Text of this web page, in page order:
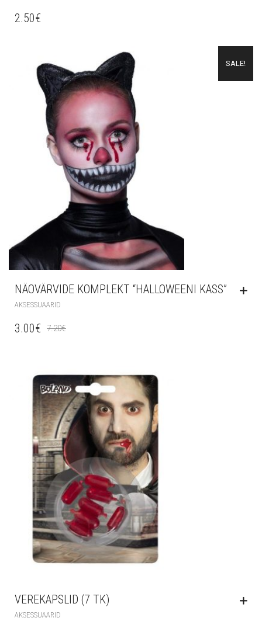
2.50€
SALE!
NÄOVÄRVIDE KOMPLEKT “HALLOWEENI KASS”
AKSESSUAARID
7.20€
3.00€
VEREKAPSLID (7 TK)
AKSESSUAARID